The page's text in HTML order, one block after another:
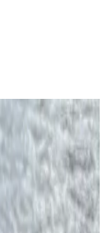
Modüler
kasa